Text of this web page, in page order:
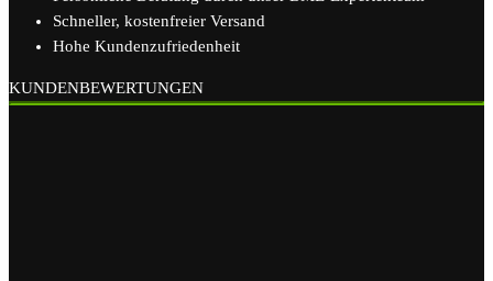
Schneller, kostenfreier Versand
Hohe Kundenzufriedenheit
KUNDENBEWERTUNGEN